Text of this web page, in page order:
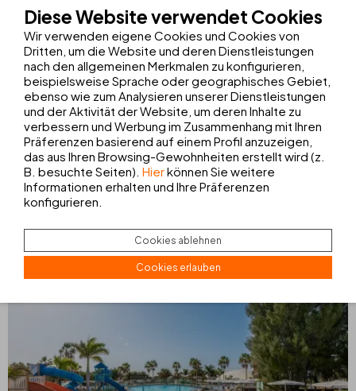
THBBamboo Alcudia****
Puerto de Alcudia | Mallorca
FOOD TRUCK KONDITOREI FITNESSSTUDIO MASSAGEN
HOTEL SEHEN
Diese Website verwendet Cookies
Wir verwenden eigene Cookies und Cookies von
Dritten, um die Website und deren Dienstleistungen
nach den allgemeinen Merkmalen zu konfigurieren,
beispielsweise Sprache oder geographisches Gebiet,
ebenso wie zum Analysieren unserer Dienstleistungen
und der Aktivität der Website, um deren Inhalte zu
verbessern und Werbung im Zusammenhang mit Ihren
Präferenzen basierend auf einem Profil anzuzeigen,
das aus Ihren Browsing-Gewohnheiten erstellt wird (z.
B. besuchte Seiten). Hierkönnen Sie weitere
Informationen erhalten und Ihre Präferenzen
konfigurieren.
Cookies ablehnen
Cookies erlauben